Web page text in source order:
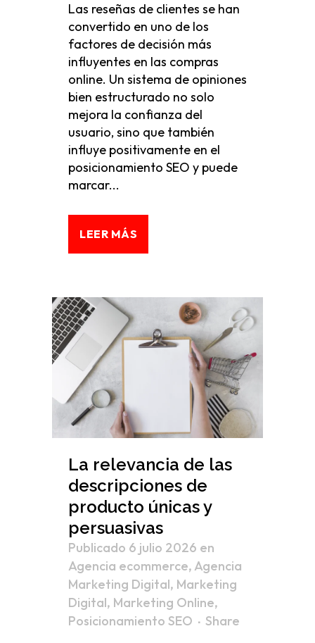
Las reseñas de clientes se han
convertido en uno de los
factores de decisión más
influyentes en las compras
online. Un sistema de opiniones
bien estructurado no solo
mejora la confianza del
usuario, sino que también
influye positivamente en el
posicionamiento SEO y puede
marcar...
LEER MÁS
La relevancia de las
descripciones de
producto únicas y
persuasivas
Publicado 6 julio 2026 en
Agencia ecommerce, Agencia
Marketing Digital, Marketing
Digital, Marketing Online,
Posicionamiento SEO
Share